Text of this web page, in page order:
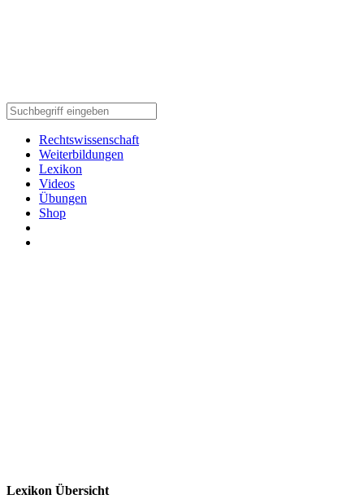
Rechtswissenschaft
Weiterbildungen
Lexikon
Videos
Übungen
Shop
Lexikon Übersicht